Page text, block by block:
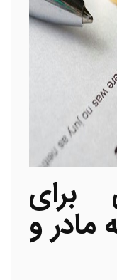
برای
مادر و